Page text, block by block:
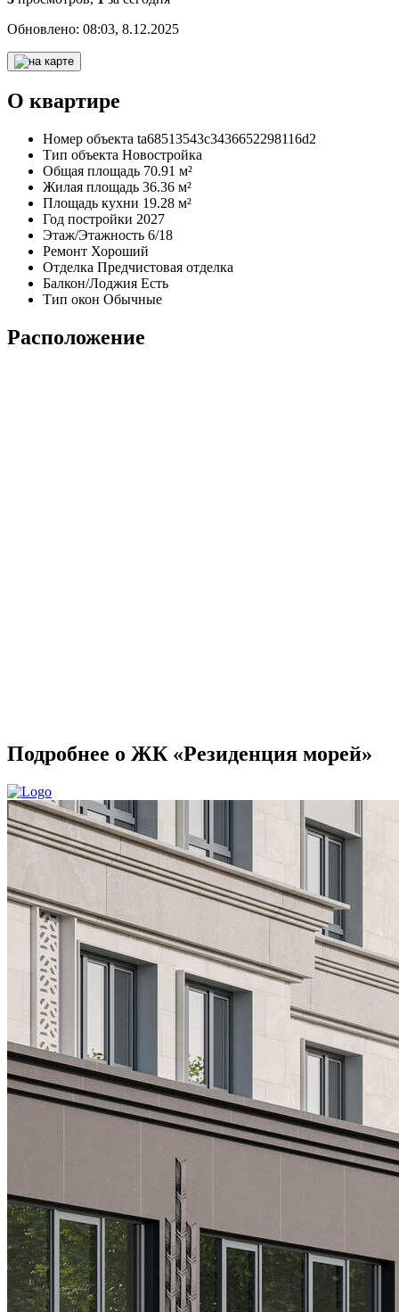
Обновлено: 08:03, 8.12.2025
О квартире
Номер объекта ta68513543c3436652298116d2
Тип объекта Новостройка
Общая площадь 70.91 м²
Жилая площадь 36.36 м²
Площадь кухни 19.28 м²
Год постройки 2027
Этаж/Этажность 6/18
Ремонт Хороший
Отделка Предчистовая отделка
Балкон/Лоджия Есть
Тип окон Обычные
Расположение
Подробнее о ЖК «Резиденция морей»